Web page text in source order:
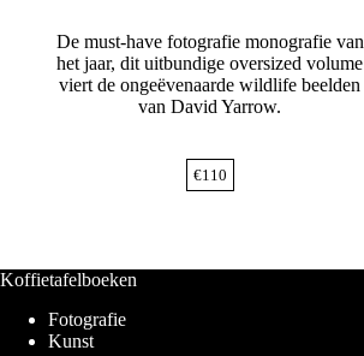
De must-have fotografie monografie van
het jaar, dit uitbundige oversized volume
viert de ongeëvenaarde wildlife beelden
van David Yarrow.
€110
Koffietafelboeken
Fotografie
Kunst